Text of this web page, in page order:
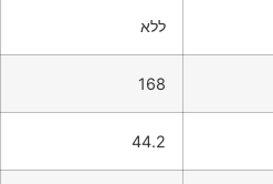
ללא
168
44.2